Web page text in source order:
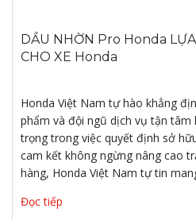
DẦU NHỜN Pro Honda
CHO XE Honda
Honda Việt Nam tự hào khẳng
phẩm và đội ngũ dịch vụ tận tâm
trọng trong việc quyết định sở
cam kết không ngừng nâng cao
hàng, Honda Việt Nam tự tin
Đọc tiếp